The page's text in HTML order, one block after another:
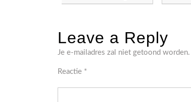
Leave a Reply
Je e-mailadres zal niet getoond worden.
Reactie *